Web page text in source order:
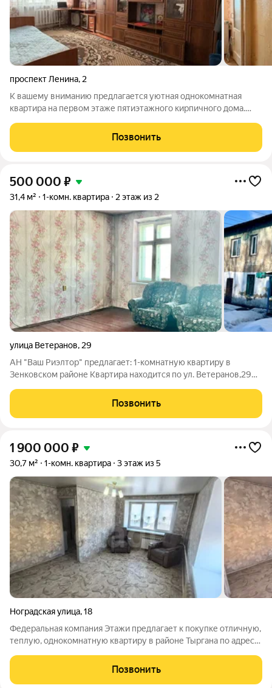
проспект Ленина, 2
К вашему вниманию предлагается уютная однокомнатная
квартира на первом этаже пятиэтажного кирпичного дома.
1 (из 5). Ремонт: Выполнен косметический ремонт. Квартира
чистая и ухоженная.
Позвонить
500 000 ₽
31,4 м² 1-комн. квартира 2 этаж из 2
улица Ветеранов, 29
АН "Ваш Риэлтор" предлагает: 1-комнатную квартиру в
Зенковском районе Квартира находится по ул. Ветеранов,29
дома. Дом 1961 года постройки. Общая площадь квартиры
почти 32 кв. м. Отопление
Позвонить
1 900 000 ₽
30,7 м² 1-комн. квартира 3 этаж из 5
Ноградская улица,18
Федеральная компания Этажи предлагает к покупке отличную,
теплую, однокомнатную квартиру в районе Тыргана по адресу
пятиэтажного дома. Квартира светлая, окна выходят на
светлую сторону. Сделан
Позвонить